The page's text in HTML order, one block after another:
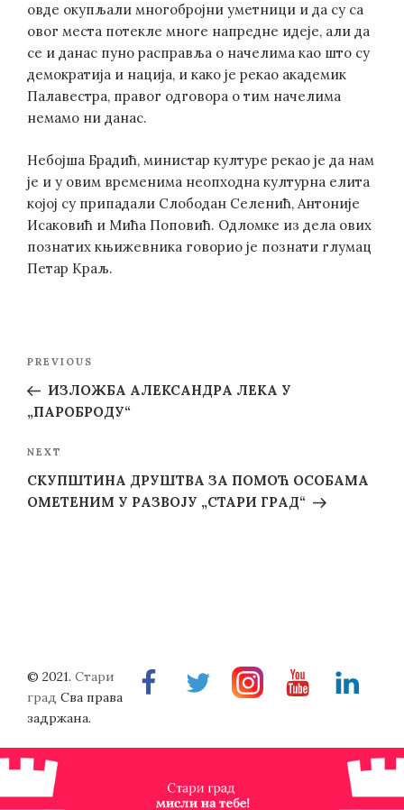
овде окупљали многобројни уметници и да су са
овог места потекле многе напредне идеје, али да
се и данас пуно расправља о начелима као што су
демократија и нација, и како је рекао академик
Палавестра, правог одговора о тим начелима
немамо ни данас.
Небојша Брадић, министар културе рекао је да нам
је и у овим временима неопходна културна елита
којој су припадали Слободан Селенић, Антоније
Исаковић и Мића Поповић. Одломке из дела ових
познатих књижевника говорио је познати глумац
Петар Краљ.
Post
Previous
Post
PREVIOUS
ИЗЛОЖБА АЛЕКСАНДРА ЛЕКА У
„ПАРОБРОДУ“
Next
Post
NEXT
СКУПШТИНА ДРУШТВА ЗА ПОМОЋ ОСОБАМА
ОМЕТЕНИМ У РАЗВОЈУ „СТАРИ ГРАД“
FacebookTwitterInstragramYoutubeLinkedin
© 2021. Стари
град Сва права
задржана.